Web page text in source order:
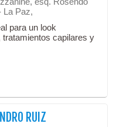
La Paz,
para un look
capilares y
RUIZ